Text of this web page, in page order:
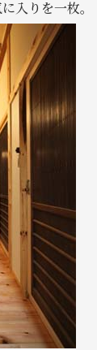
入りを一枚。